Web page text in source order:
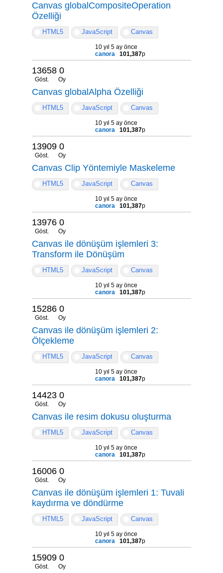
Canvas globalCompositeOperation
Özelliği
HTML5 JavaScript Canvas
10 yıl 5 ay önce
canora
101,387p
13658
Göst.
0
Oy
Canvas globalAlpha Özelliği
HTML5 JavaScript Canvas
10 yıl 5 ay önce
canora
101,387p
13909
Göst.
0
Oy
Canvas Clip Yöntemiyle Maskeleme
HTML5 JavaScript Canvas
10 yıl 5 ay önce
canora
101,387p
13976
Göst.
0
Oy
Canvas ile dönüşüm işlemleri 3:
Transform ile Dönüşüm
HTML5 JavaScript Canvas
10 yıl 5 ay önce
canora
101,387p
15286
Göst.
0
Oy
Canvas ile dönüşüm işlemleri 2:
Ölçekleme
HTML5 JavaScript Canvas
10 yıl 5 ay önce
canora
101,387p
14423
Göst.
0
Oy
Canvas ile resim dokusu oluşturma
HTML5 JavaScript Canvas
10 yıl 5 ay önce
canora
101,387p
16006
Göst.
0
Oy
Canvas ile dönüşüm işlemleri 1: Tuvali
kaydırma ve döndürme
HTML5 JavaScript Canvas
10 yıl 5 ay önce
canora
101,387p
15909
Göst.
0
Oy